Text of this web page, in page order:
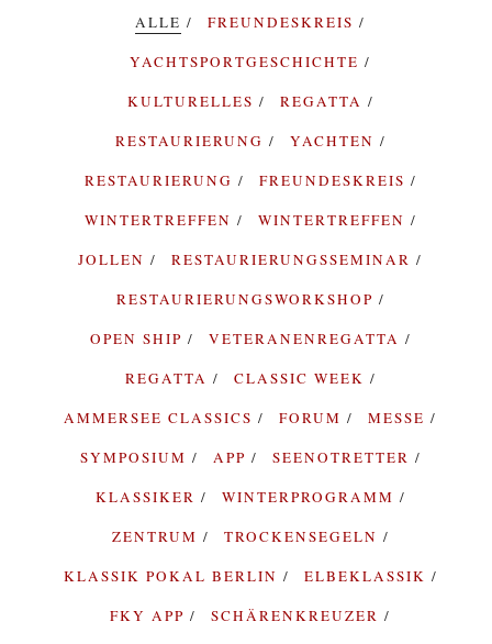
ALLE
FREUNDESKREIS
YACHTSPORTGESCHICHTE
KULTURELLES
REGATTA
RESTAURIERUNG
YACHTEN
RESTAURIERUNG
FREUNDESKREIS
WINTERTREFFEN
WINTERTREFFEN
JOLLEN
RESTAURIERUNGSSEMINAR
RESTAURIERUNGSWORKSHOP
OPEN SHIP
VETERANENREGATTA
REGATTA
CLASSIC WEEK
AMMERSEE CLASSICS
FORUM
MESSE
SYMPOSIUM
APP
SEENOTRETTER
KLASSIKER
WINTERPROGRAMM
ZENTRUM
TROCKENSEGELN
KLASSIK POKAL BERLIN
ELBEKLASSIK
FKY APP
SCHÄRENKREUZER